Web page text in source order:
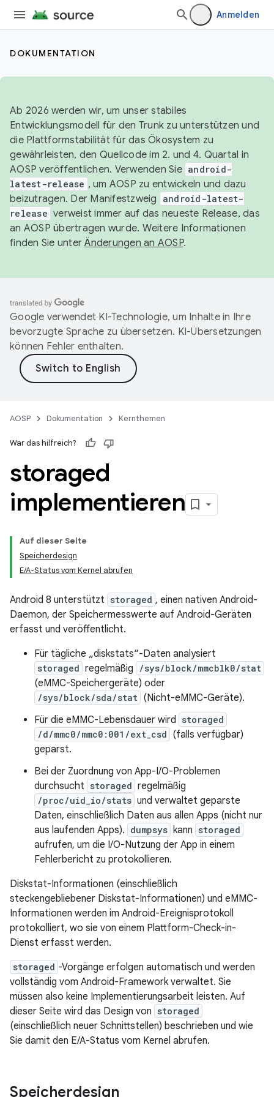
Anmelden
DOKUMENTATION
Ab 2026 werden wir, um unser stabiles
Entwicklungsmodell für den Trunk zu unterstützen und
die Plattformstabilität für das Ökosystem zu
gewährleisten, den Quellcode im 2. und 4. Quartal in
AOSP veröffentlichen. Verwenden Sie android-
latest-release , um AOSP zu entwickeln und dazu
beizutragen. Der Manifestzweig
android-latest-
release verweist immer auf das neueste Release, das
an AOSP übertragen wurde. Weitere Informationen
finden Sie unterÄnderungen an AOSP.
Google verwendet KI-Technologie, um Inhalte in Ihre
bevorzugte Sprache zu übersetzen. KI-Übersetzungen
können Fehler enthalten.
AOSP Dokumentation Kernthemen
War das hilfreich?
storaged
implementieren
Auf dieser Seite
Speicherdesign
E/A-Status vom Kernel abrufen
Android 8 unterstützt storaged , einen nativen Android-
Daemon, der Speichermesswerte auf Android-Geräten
erfasst und veröffentlicht.
Für tägliche „diskstats“-Daten analysiert
storaged regelmäßig /sys/block/mmcblk0/stat
(eMMC-Speichergeräte) oder
/sys/block/sda/stat (Nicht-eMMC-Geräte).
Für die eMMC-Lebensdauer wird storaged
/d/mmc0/mmc0:001/ext_csd (falls verfügbar)
geparst.
Bei der Zuordnung von App-I/O-Problemen
durchsucht storaged regelmäßig
/proc/uid_io/stats und verwaltet geparste
Daten, einschließlich Daten aus allen Apps (nicht nur
aus laufenden Apps). dumpsys kann storaged
aufrufen, um die I/O-Nutzung der App in einem
Fehlerbericht zu protokollieren.
Diskstat-Informationen (einschließlich
steckengebliebener Diskstat-Informationen) und eMMC-
Informationen werden im Android-Ereignisprotokoll
protokolliert, wo sie von einem Plattform-Check-in-
Dienst erfasst werden.
storaged -Vorgänge erfolgen automatisch und werden
vollständig vom Android-Framework verwaltet. Sie
müssen also keine Implementierungsarbeit leisten. Auf
dieser Seite wird das Design von storaged
(einschließlich neuer Schnittstellen) beschrieben und wie
Sie damit den E/A-Status vom Kernel abrufen.
Speicherdesign